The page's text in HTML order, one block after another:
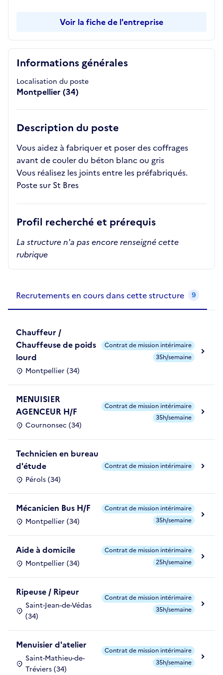
Informations générales
Localisation du poste
Montpellier (34)
Description du poste
Vous aidez à fabriquer et poser des coffrages
avant de couler du béton blanc ou gris
Vous réalisez les joints entre les préfabriqués.
Poste sur St Bres
Profil recherché et prérequis
La structure n'a pas encore renseigné cette
rubrique
Voir la fiche de l'entreprise
Recrutements en cours dans cette structure 9
Chauffeur /
Chauffeuse de poids
lourd
Montpellier (34)
Contrat de mission intérimaire
35h/semaine
MENUISIER
AGENCEUR H/F
Cournonsec (34)
Contrat de mission intérimaire
35h/semaine
Technicien en bureau
d'étude
Pérols (34)
Contrat de mission intérimaire
Mécanicien Bus H/F
Montpellier (34)
Contrat de mission intérimaire
35h/semaine
Aide à domicile
Montpellier (34)
Contrat de mission intérimaire
25h/semaine
Ripeuse / Ripeur
Saint-Jean-de-Védas
(34)
Contrat de mission intérimaire
35h/semaine
Menuisier d'atelier
Saint-Mathieu-de-
Tréviers (34)
Contrat de mission intérimaire
35h/semaine